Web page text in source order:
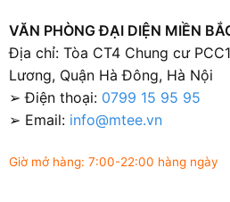
VĂN PHÒNG ĐẠI DIỆN MIỀN
Địa chỉ: Tòa CT4 Chung cư
Lương, Quận Hà Đông, Hà Nội
➢ Điện thoại: 0799 15 95 95
➢ Email: info@mtee.vn
Giờ mở hàng: 7:00-22:00 hàng ngày